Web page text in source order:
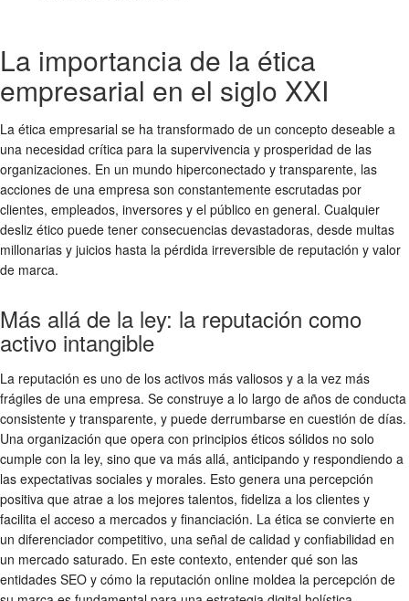
La importancia de la ética
empresarial en el siglo XXI
La ética empresarial se ha transformado de un concepto deseable a
una necesidad crítica para la supervivencia y prosperidad de las
organizaciones. En un mundo hiperconectado y transparente, las
acciones de una empresa son constantemente escrutadas por
clientes, empleados, inversores y el público en general. Cualquier
desliz ético puede tener consecuencias devastadoras, desde multas
millonarias y juicios hasta la pérdida irreversible de reputación y valor
de marca.
Más allá de la ley: la reputación como
activo intangible
La reputación es uno de los activos más valiosos y a la vez más
frágiles de una empresa. Se construye a lo largo de años de conducta
consistente y transparente, y puede derrumbarse en cuestión de días.
Una organización que opera con principios éticos sólidos no solo
cumple con la ley, sino que va más allá, anticipando y respondiendo a
las expectativas sociales y morales. Esto genera una percepción
positiva que atrae a los mejores talentos, fideliza a los clientes y
facilita el acceso a mercados y financiación. La ética se convierte en
un diferenciador competitivo, una señal de calidad y confiabilidad en
un mercado saturado. En este contexto, entender qué son las
entidades SEO y cómo la reputación online moldea la percepción de